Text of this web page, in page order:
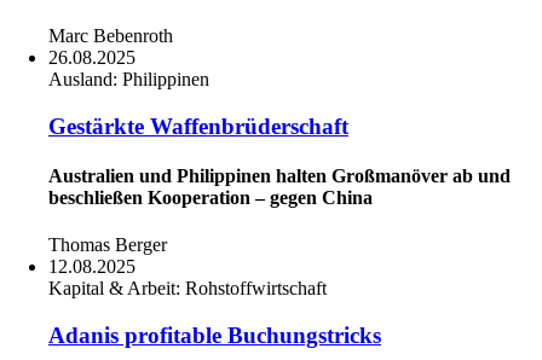
Marc Bebenroth
26.08.2025
Ausland: Philippinen
Gestärkte Waffenbrüderschaft
Australien und Philippinen halten Großmanöver ab und
beschließen Kooperation – gegen China
Thomas Berger
12.08.2025
Kapital & Arbeit: Rohstoffwirtschaft
Adanis profitable Buchungstricks